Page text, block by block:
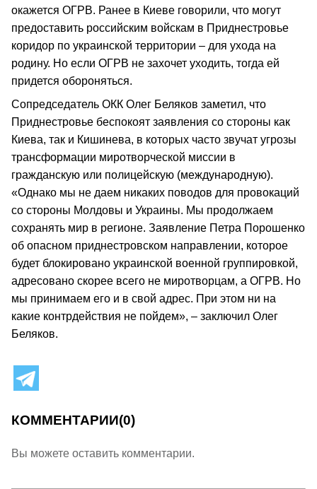
окажется ОГРВ. Ранее в Киеве говорили, что могут
предоставить российским войскам в Приднестровье
коридор по украинской территории – для ухода на
родину. Но если ОГРВ не захочет уходить, тогда ей
придется обороняться.
Сопредседатель ОКК Олег Беляков заметил, что
Приднестровье беспокоят заявления со стороны как
Киева, так и Кишинева, в которых часто звучат угрозы
трансформации миротворческой миссии в
гражданскую или полицейскую (международную).
«Однако мы не даем никаких поводов для провокаций
со стороны Молдовы и Украины. Мы продолжаем
сохранять мир в регионе. Заявление Петра Порошенко
об опасном приднестровском направлении, которое
будет блокировано украинской военной группировкой,
адресовано скорее всего не миротворцам, а ОГРВ. Но
мы принимаем его и в свой адрес. При этом ни на
какие контрдействия не пойдем», – заключил Олег
Беляков.
КОММЕНТАРИИ(0)
Вы можете оставить комментарии.